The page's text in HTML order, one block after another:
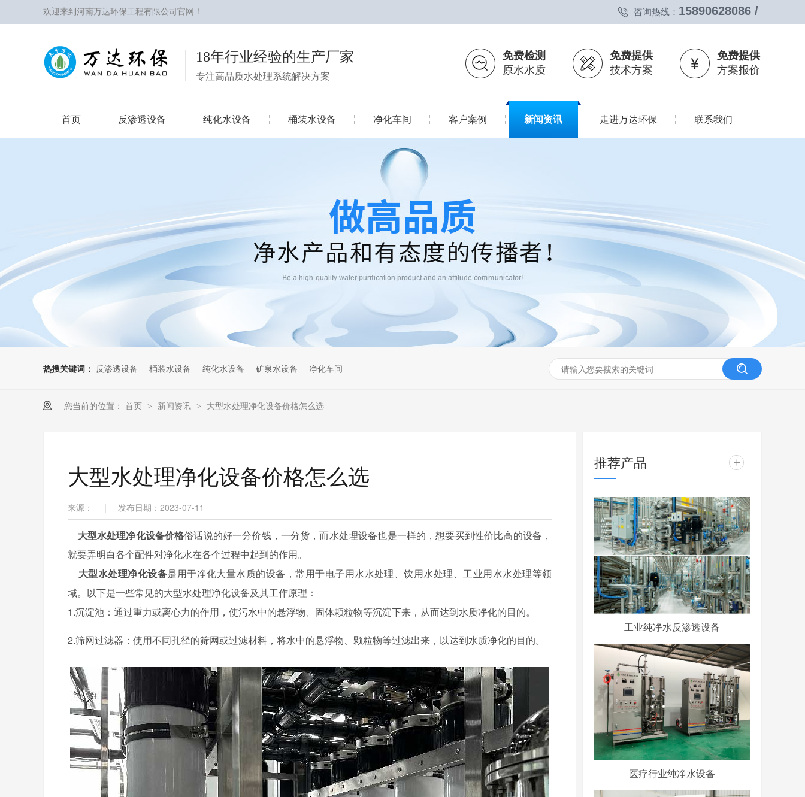
咨询热线： 15890628086 /
欢迎来到河南万达环保工程有限公司官网！
18年行业经验的生产厂家
专注高品质水处理系统解决方案
免费检测
原水水质
免费提供
技术方案
免费提供
方案报价
首页 反渗透设备 纯化水设备 桶装水设备 净化车间 客户案例 新闻资讯 走进万达环保 联系我们
热搜关键词： 反渗透设备 桶装水设备 纯化水设备 矿泉水设备 净化车间
您当前的位置： 首页 > 新闻资讯 > 大型水处理净化设备价格怎么选
大型水处理净化设备价格怎么选
来源： | 发布日期：2023-07-11
大型水处理净化设备价格俗话说的好一分价钱，一分货，而水处理设备也是一样的，想要买到性价比高的设备，
就要弄明白各个配件对净化水在各个过程中起到的作用。
大型水处理净化设备是用于净化大量水质的设备，常用于电子用水水处理、饮用水处理、工业用水水处理等领
域。以下是一些常见的大型水处理净化设备及其工作原理：
1.沉淀池：通过重力或离心力的作用，使污水中的悬浮物、固体颗粒物等沉淀下来，从而达到水质净化的目的。
2.筛网过滤器：使用不同孔径的筛网或过滤材料，将水中的悬浮物、颗粒物等过滤出来，以达到水质净化的目的。
推荐产品 +
工业纯净水反渗透设备
医疗行业纯净水设备